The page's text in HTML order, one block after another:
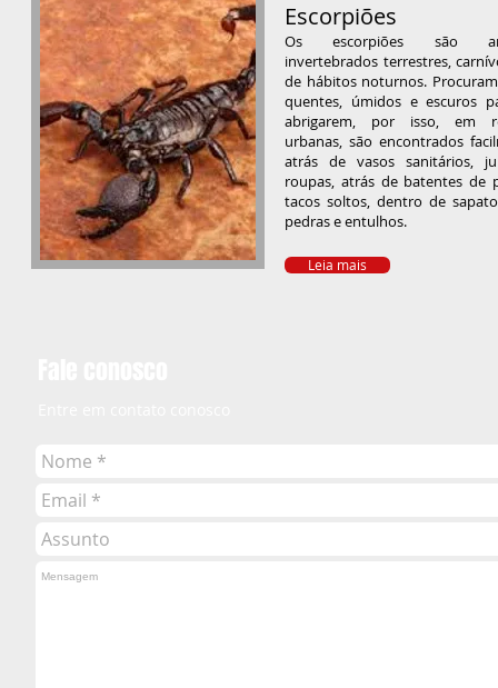
Escorpiões
Os escorpiões são
invertebrados terrestres,
de hábitos noturnos.
quentes, úmidos e escuros
abrigarem, por isso, em
urbanas, são encontrados
atrás de vasos sanitários,
roupas, atrás de batentes de
tacos soltos, dentro de
pedras e entulhos.
Leia mais